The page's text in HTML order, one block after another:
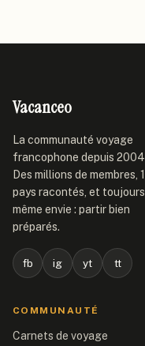
Vacanceo
La communauté voyage
francophone depuis
Des millions de membres,
pays racontés, et
même envie : partir bien
préparés.
fb ig yt tt
COMMUNAUTÉ
Carnets de voyage